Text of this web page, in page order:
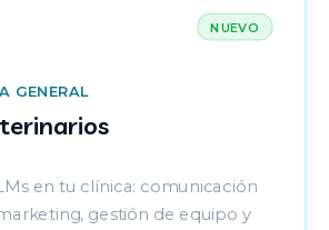
NUEVO
GENERAL
en tu clínica: comunicación
gestión de equipo y